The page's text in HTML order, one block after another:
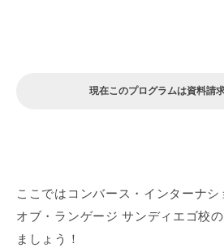
現在このプログラムは資料請
ここではコンバース・インターナシ
オブ・ランゲージ サンディエゴ校
ましょう！